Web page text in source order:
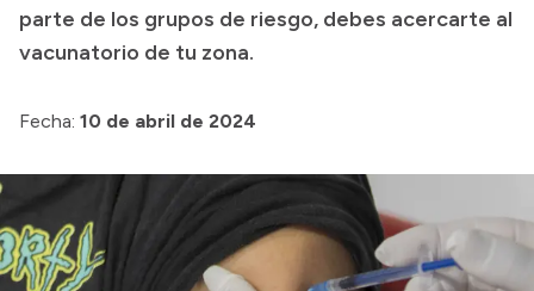
Inversión en Salud
Licitaciones
parte de los grupos de riesgo, debes acercarte al
vacunatorio de tu zona.
Fecha: 10 de abril de 2024